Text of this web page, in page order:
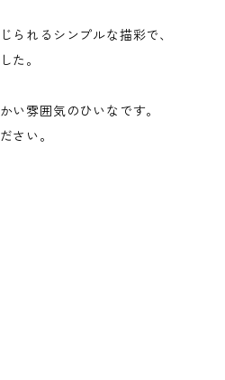
られるシンプルな描彩で、
た。
い雰囲気のひいなです。
さい。